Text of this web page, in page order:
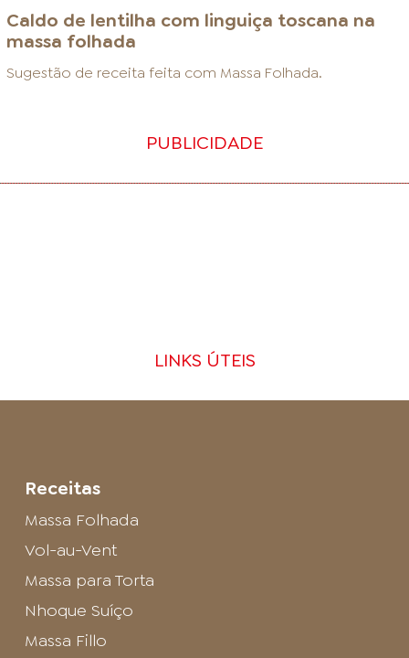
Caldo de lentilha com linguiça toscana na
massa folhada
Sugestão de receita feita com Massa Folhada.
PUBLICIDADE
LINKS ÚTEIS
Receitas
Massa Folhada
Vol-au-Vent
Massa para Torta
Nhoque Suíço
Massa Fillo